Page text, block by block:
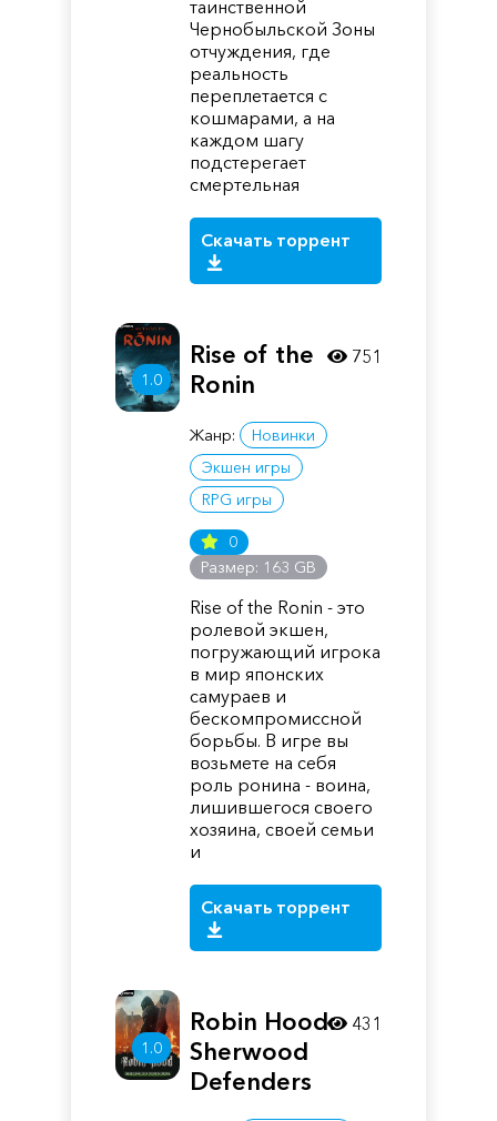
таинственной
Чернобыльской Зоны
отчуждения, где
реальность
переплетается с
кошмарами, а на
каждом шагу
подстерегает
смертельная
Скачать торрент
1.0
Rise of the
Ronin
Жанр:
Новинки
Экшен игры
RPG игры
0
Размер: 163 GB
Rise of the Ronin - это
ролевой экшен,
погружающий игрока
в мир японских
самураев и
бескомпромиссной
борьбы. В игре вы
возьмете на себя
роль ронина - воина,
лишившегося своего
хозяина, своей семьи
и
Скачать торрент
751
1.0
Robin Hood:
Sherwood
Defenders
431